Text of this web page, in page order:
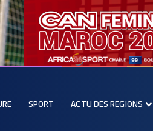
SPORT ACTU DES REGIONS